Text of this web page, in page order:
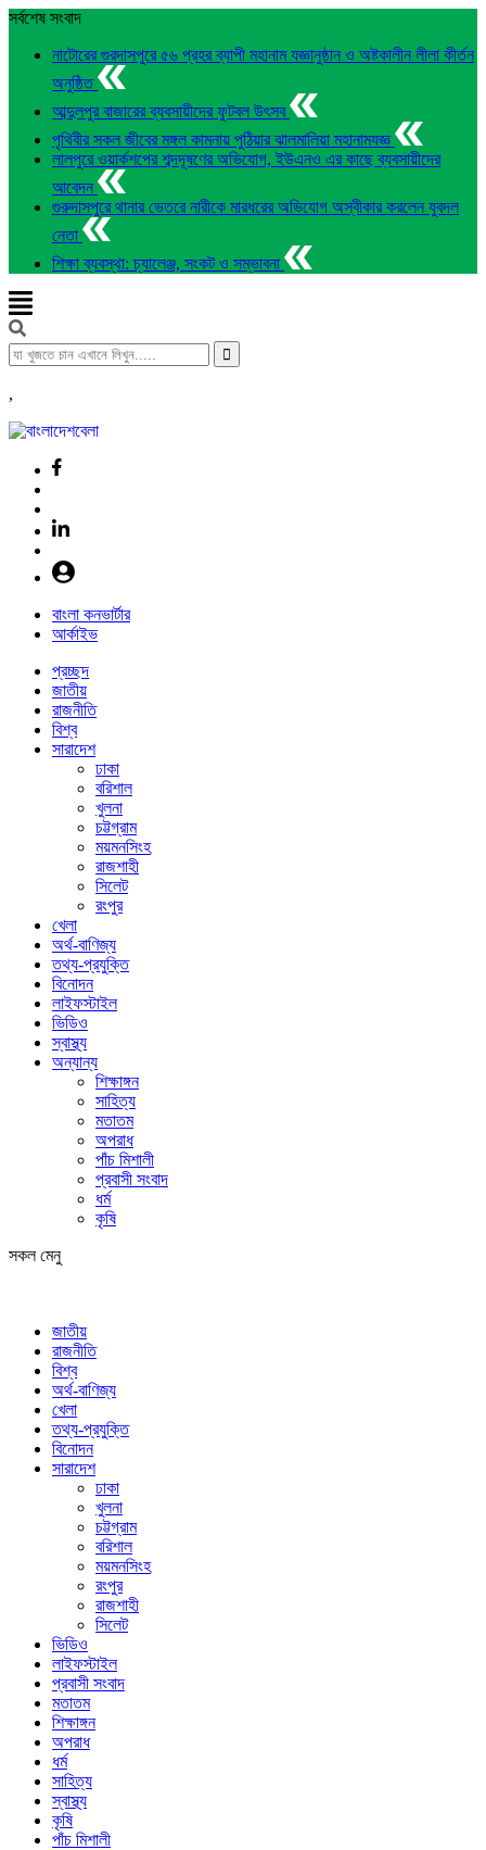
সর্বশেষ সংবাদ
নাটোরের গুরদাসপুরে ৫৬ প্রহর ব্যাপী মহানাম যজ্ঞানুষ্ঠান ও অষ্টকালীন লীলা কীর্তন
অনুষ্ঠিত
আব্দুলপুর বাজারের ব্যবসায়ীদের ফুটবল উৎসব
পৃথিবীর সকল জীবের মঙ্গল কামনায় পুঠিয়ার ঝালমালিয়া মহানামযজ্ঞ
লালপুরে ওয়ার্কশপের শব্দদূষণের অভিযোগ, ইউএনও এর কাছে ব্যবসায়ীদের
আবেদন
গুরুদাসপুরে থানার ভেতরে নারীকে মারধরের অভিযোগ অস্বীকার করলেন যুবদল
নেতা
শিক্ষা ব্যবস্থা: চ্যালেঞ্জ, সংকট ও সম্ভাবনা
,
বাংলা কনভার্টার
আর্কাইভ
প্রচ্ছদ
জাতীয়
রাজনীতি
বিশ্ব
সারাদেশ
ঢাকা
বরিশাল
খুলনা
চট্টগ্রাম
ময়মনসিংহ
রাজশাহী
সিলেট
রংপুর
খেলা
অর্থ-বাণিজ্য
তথ্য-প্রযুক্তি
বিনোদন
লাইফস্টাইল
ভিডিও
স্বাস্থ্য
অন্যান্য
শিক্ষাঙ্গন
সাহিত্য
মতাতম
অপরাধ
পাঁচ মিশালী
প্রবাসী সংবাদ
ধর্ম
কৃষি
সকল মেনু
জাতীয়
রাজনীতি
বিশ্ব
অর্থ-বাণিজ্য
খেলা
তথ্য-প্রযুক্তি
বিনোদন
সারাদেশ
ঢাকা
খুলনা
চট্টগ্রাম
বরিশাল
ময়মনসিংহ
রংপুর
রাজশাহী
সিলেট
ভিডিও
লাইফস্টাইল
প্রবাসী সংবাদ
মতাতম
শিক্ষাঙ্গন
অপরাধ
ধর্ম
সাহিত্য
স্বাস্থ্য
কৃষি
পাঁচ মিশালী